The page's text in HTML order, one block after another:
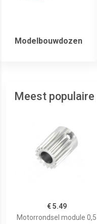
Modelbouwdozen
Meest
€ 5.49
Motorrondsel module 0,5